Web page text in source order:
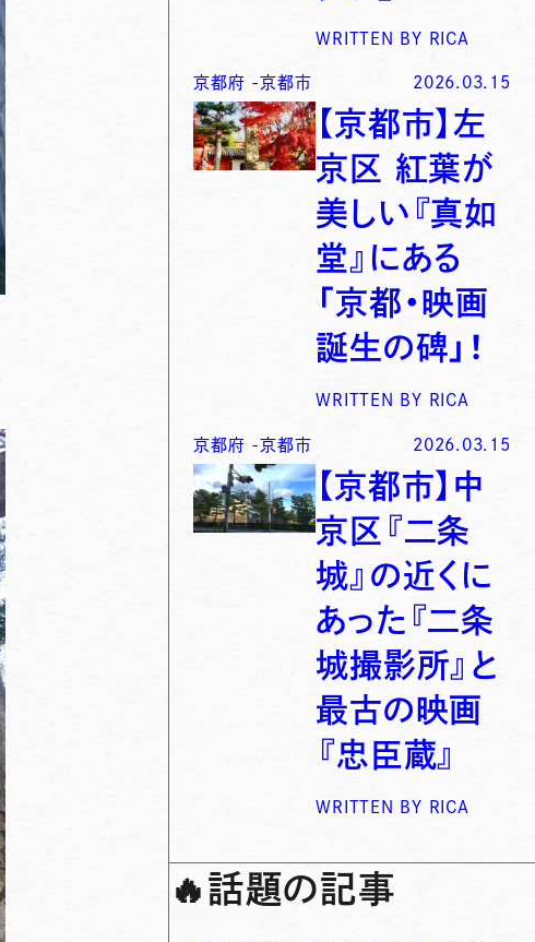
WRITTEN BY RICA
京都府 -京都市 2026.03.15
【京都市】左
京区 紅葉が
美しい『真如
堂』にある
「京都・映画
誕生の碑」！
WRITTEN BY RICA
京都府 -京都市 2026.03.15
【京都市】中
京区『二条
城』の近くに
あった『二条
城撮影所』と
最古の映画
『忠臣蔵』
WRITTEN BY RICA
🔥 話題の記事